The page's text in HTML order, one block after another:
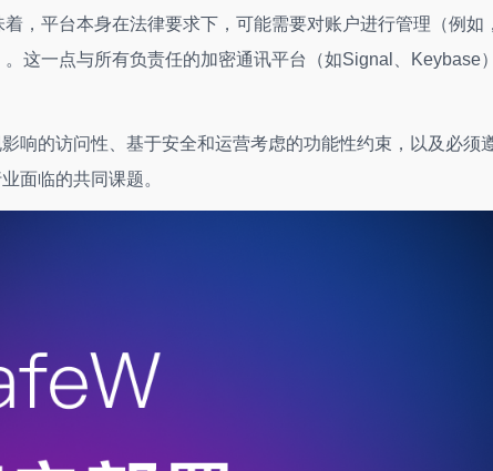
，平台本身在法律要求下，可能需要对账户进行管理（例如，
这一点与所有负责任的加密通讯平台（如Signal、Keybase）
响的访问性、基于安全和运营考虑的功能性约束，以及必须
面临的共同课题。